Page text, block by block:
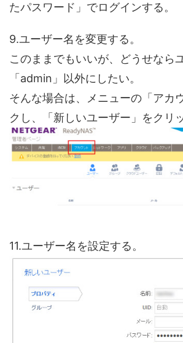
たパスワード」でログインする。
9.ユーザー名を変更する。
このままでもいいが、どうせなら
「admin」以外にしたい。
そんな場合は、メニューの「アカ
クし、「新しいユーザー」をクリ
11.ユーザー名を設定する。